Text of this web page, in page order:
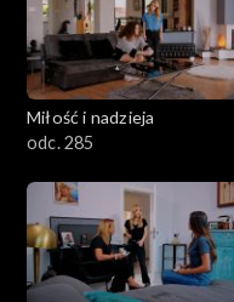
Miłość i nadzieja
odc. 285